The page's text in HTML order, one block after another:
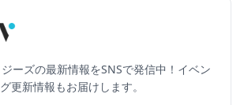
ーズの最新情報をSNSで発信中！イベン
更新情報もお届けします。